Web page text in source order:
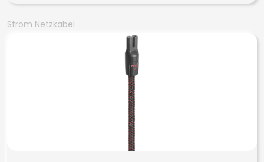
Strom Netzkabel